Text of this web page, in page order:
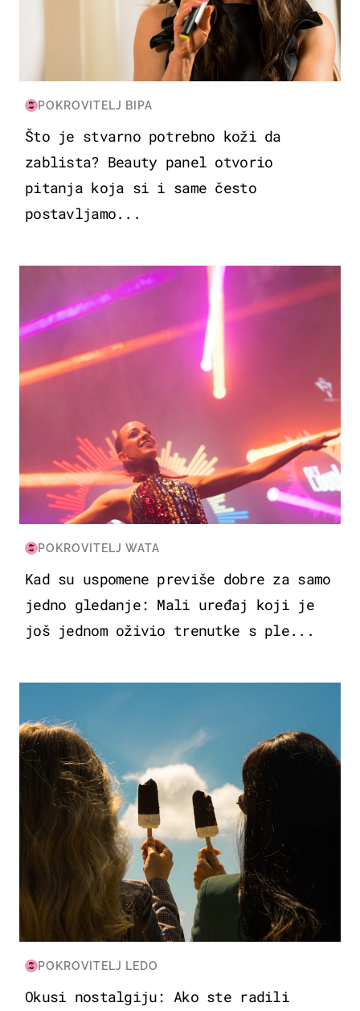
POKROVITELJ BIPA
Što je stvarno potrebno koži da
zablista? Beauty panel otvorio
pitanja koja si i same često
postavljamo...
KULTURA & ZABAVA
POKROVITELJ WATA
Kad su uspomene previše dobre za samo
jedno gledanje: Mali uređaj koji je
još jednom oživio trenutke s ple...
POKROVITELJ LEDO
Okusi nostalgiju: Ako ste radili